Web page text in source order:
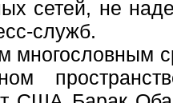
сетей, не
служб.